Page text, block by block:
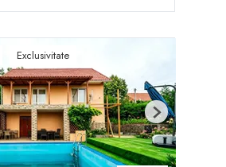
Exclusivitate
Next